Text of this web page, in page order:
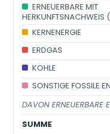
ERNEUERBARE MIT
HERKUNFTSNACHWEIS
KERNENERGIE
ERDGAS
KOHLE
SONSTIGE FOSSILE
DAVON ERNEUERBARE
SUMME